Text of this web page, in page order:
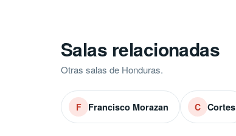
Salas relacionadas
Otras salas de Honduras.
F Francisco Morazan C Cortes